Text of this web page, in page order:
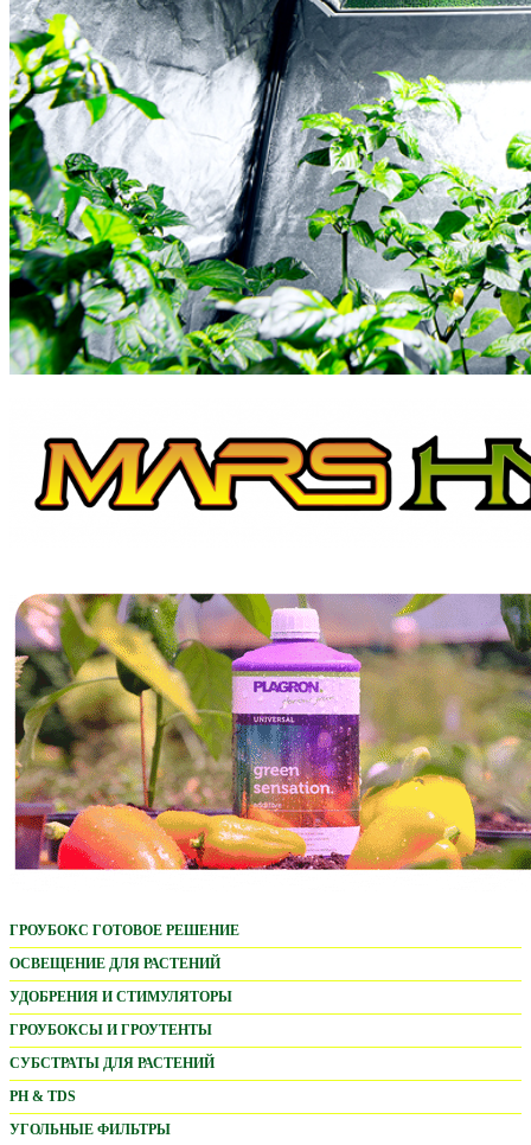
ГРОУБОКС ГОТОВОЕ РЕШЕНИЕ
ОСВЕЩЕНИЕ ДЛЯ РАСТЕНИЙ
LED ОСВЕЩЕНИЕ
PARFACT WORKS
MARS HYDRO LED
HORTI BLOOM
HAPPY SUN
ДРУГОЕ ОСВЕЩЕНИЕ
УДОБРЕНИЯ И СТИМУЛЯТОРЫ
ADVANCED NUTRIENTS
БАЗОВЫЕ УДОБРЕНИЯ
СТИМУЛЯТОРЫ
BIOBIZZ ORGANIC
ГРОУБОКСЫ И ГРОУТЕНТЫ
PROBOX BASIC
HOMEBOX AMBIENT
СУБСТРАТЫ ДЛЯ РАСТЕНИЙ
ПОЧВОСМЕСИ
КОКОСОВЫЕ СУБСТРАТЫ
PH & TDS
ИЗМЕРИТЕЛЬНЫЕ ПРИБОРЫ
УГОЛЬНЫЕ ФИЛЬТРЫ